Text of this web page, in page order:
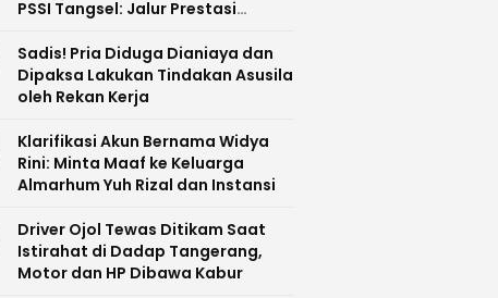
PSSI Tangsel: Jalur Prestasi
Sadis! Pria Diduga Dianiaya dan
Dipaksa Lakukan Tindakan Asusila
oleh Rekan Kerja
Klarifikasi Akun Bernama Widya
Rini: Minta Maaf ke Keluarga
Almarhum Yuh Rizal dan Instansi
Driver Ojol Tewas Ditikam Saat
Istirahat di Dadap Tangerang,
Motor dan HP Dibawa Kabur